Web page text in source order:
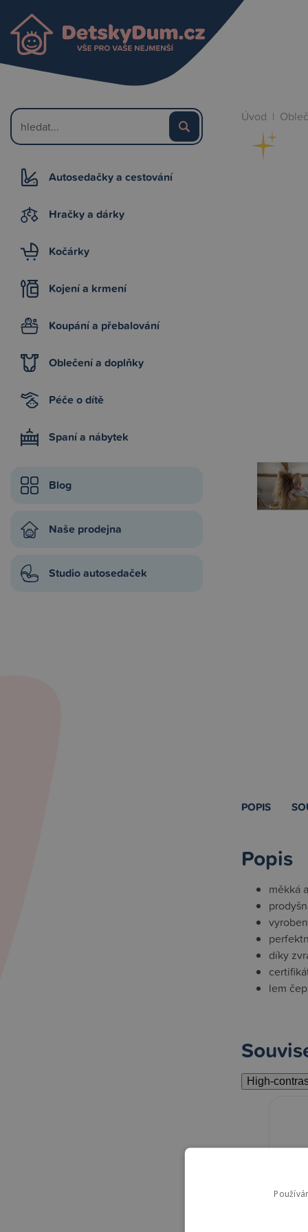
Autosedačky a cestování
Hračky a dárky
Kočárky
Kojení a krmení
Koupání a přebalování
Oblečení a doplňky
Péče o dítě
Spaní a nábytek
Blog
Naše prodejna
Studio autosedaček
Úvod |
POPIS
Popis
měkká
díky
lem
High-